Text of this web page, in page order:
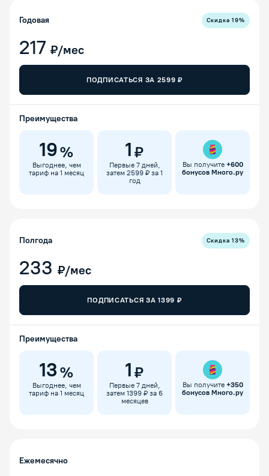
Годовая Скидка19%
217 ₽/мес
ПОДПИСАТЬСЯ ЗА 2599 ₽
Преимущества
19%
Выгоднее, чем
тариф на 1 месяц
1 ₽
Первые 7 дней,
затем 2599 ₽ за 1
год
Вы получите +600
бонусов Много.ру
Полгода Скидка13%
233 ₽/мес
ПОДПИСАТЬСЯ ЗА1399 ₽
Преимущества
13 %
Выгоднее, чем
тариф на 1 месяц
1 ₽
Первые 7 дней,
затем 1399 ₽ за 6
месяцев
Вы получите +350
бонусов Много.ру
Ежемесячно